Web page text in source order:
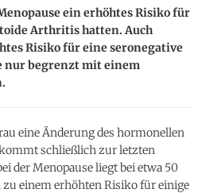
ein erhöhtes Risiko für
Arthritis hatten. Auch
Risiko für eine seronegative
nur begrenzt mit einem
eine Änderung des hormonellen
schließlich zur letzten
der Menopause liegt bei etwa 50
einem erhöhten Risiko für einige